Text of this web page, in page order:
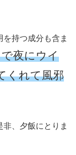
持つ成分も含ま
夜にウイ
くれて風邪
、夕飯にとりま